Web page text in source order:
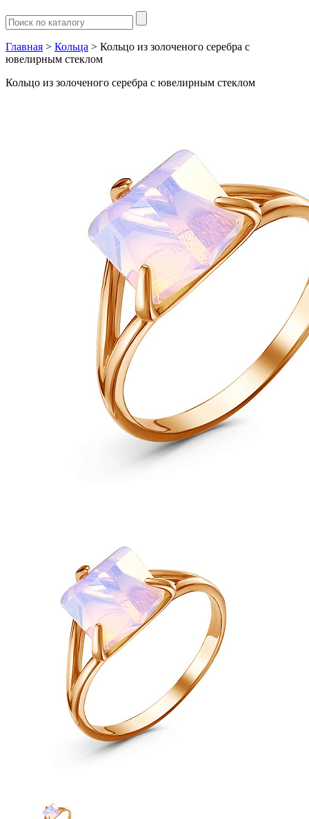
Главная > Кольца > Кольцо из золоченого серебра с
ювелирным стеклом
Кольцо из золоченого серебра с ювелирным стеклом